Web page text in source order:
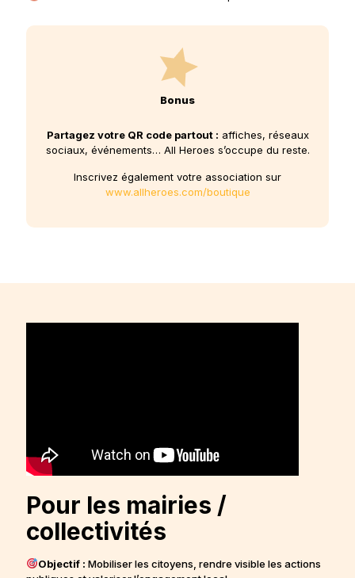
Bonus
Partagez votre QR code partout : affiches, réseaux
sociaux, événements… All Heroes s’occupe du reste.
Inscrivez également votre association sur
www.allheroes.com/boutique
Pour les mairies /
collectivités
Objectif : Mobiliser les citoyens, rendre visible les actions